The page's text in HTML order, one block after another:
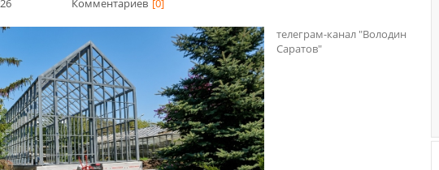
Комментариев [0]
телеграм-канал "Володин
Саратов"